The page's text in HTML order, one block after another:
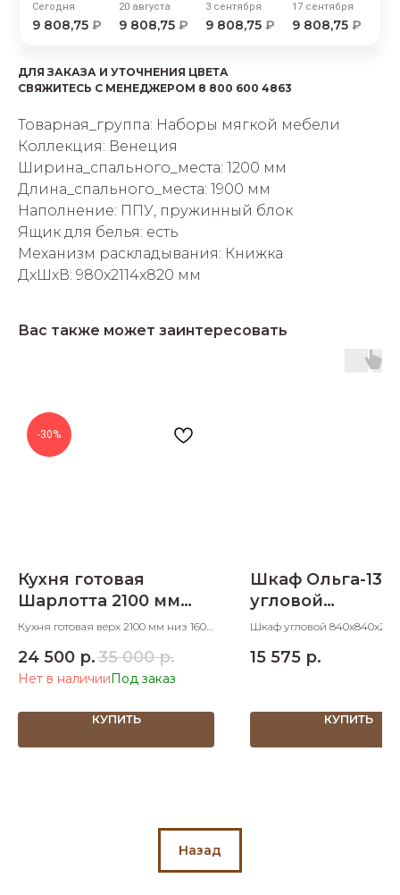
Сегодня
9 808,75 ₽
20 августа
9 808,75 ₽
3 сентября
9 808,75 ₽
17 сентября
9 808,75 ₽
ДЛЯ ЗАКАЗА И УТОЧНЕНИЯ ЦВЕТА
СВЯЖИТЕСЬ С МЕНЕДЖЕРОМ 8 800 600 4863
Товарная_группа: Наборы мягкой мебели
Коллекция: Венеция
Ширина_спального_места: 1200 мм
Длина_спального_места: 1900 мм
Наполнение: ППУ, пружинный блок
Ящик для белья: есть
Механизм раскладывания: Книжка
ДxШxВ: 980x2114x820 мм
Вас также может заинтересовать
-30%
Кухня готовая
Шарлотта 2100 мм
1600 мм – вар. 1
Кухня готовая верх 2100 мм низ 1600
24 500 р.35 000 р.
Нет в наличии
КУПИТЬ
Шкаф Ольга-13
угловой
840х840х2234
Шкаф угловой
15 575 р.
КУПИТЬ
Назад